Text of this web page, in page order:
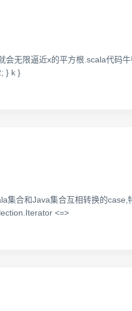
会无限逼近x的平方根.scala代码
} k }
集合和Java集合互相转换的case,
<=>